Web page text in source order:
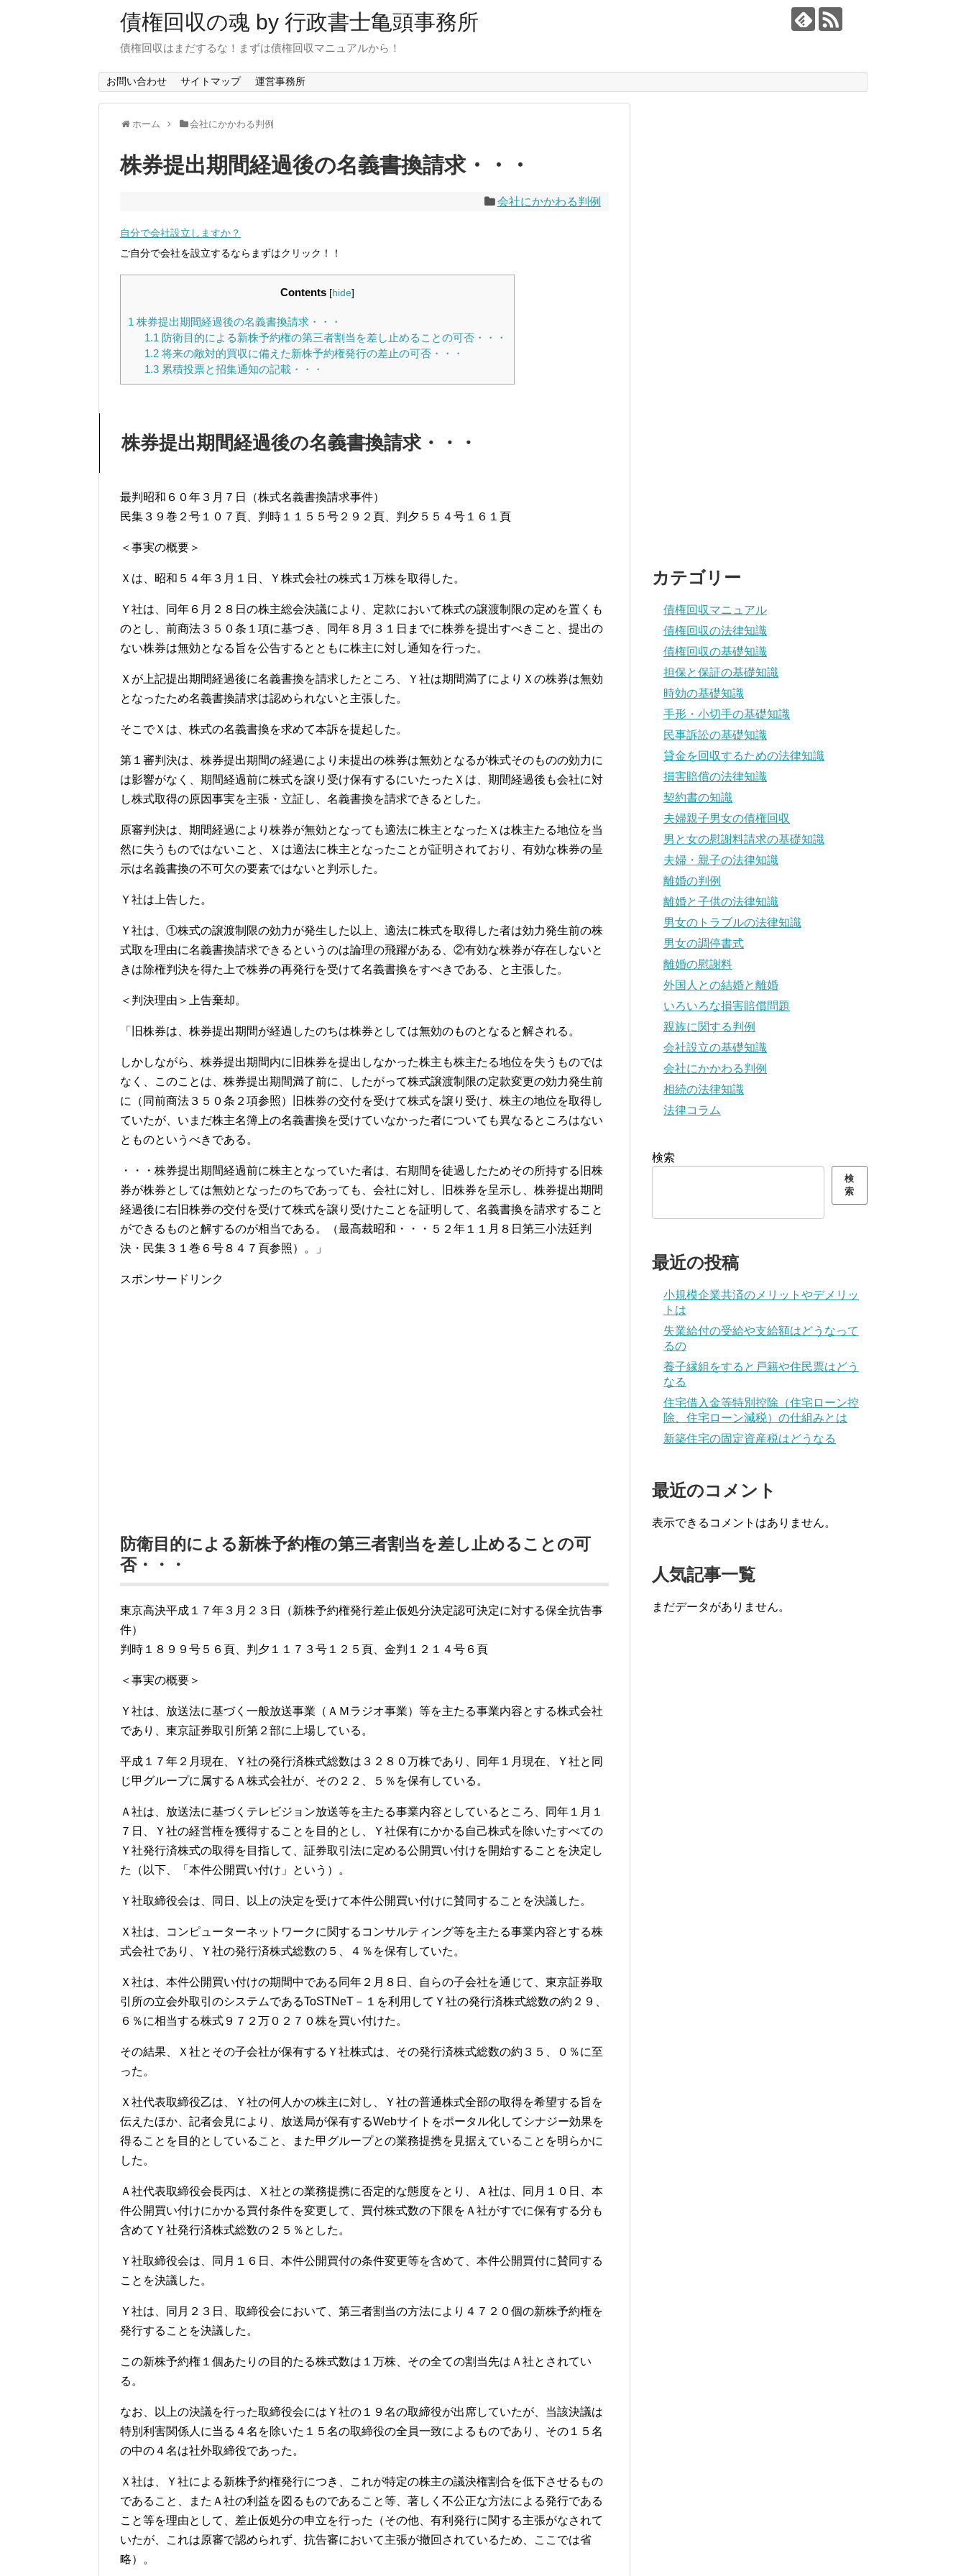
債権回収の魂 by 行政書士亀頭事務所
債権回収はまだするな！まずは債権回収マニュアルから！
お問い合わせ サイトマップ 運営事務所
ホーム 会社にかかわる判例
株券提出期間経過後の名義書換請求・・・
会社にかかわる判例
自分で会社設立しますか？
ご自分で会社を設立するならまずはクリック！！
Contents [hide]
1 株券提出期間経過後の名義書換請求・・・
1.1 防衛目的による新株予約権の第三者割当を差し止めることの可否・・・
1.2将来の敵対的買収に備えた新株予約権発行の差止の可否・・・
1.3累積投票と招集通知の記載・・・
株券提出期間経過後の名義書換請求・・・
最判昭和６０年３月７日（株式名義書換請求事件）
民集３９巻２号１０７頁、判時１１５５号２９２頁、判夕５５４号１６１頁
＜事実の概要＞
Ｘは、昭和５４年３月１日、Ｙ株式会社の株式１万株を取得した。
Ｙ社は、同年６月２８日の株主総会決議により、定款において株式の譲渡制限の定めを置くも
のとし、前商法３５０条１項に基づき、同年８月３１日までに株券を提出すべきこと、提出の
ない株券は無効となる旨を公告するとともに株主に対し通知を行った。
Ｘが上記提出期間経過後に名義書換を請求したところ、Ｙ社は期間満了によりＸの株券は無効
となったため名義書換請求は認められないと主張した。
そこでＸは、株式の名義書換を求めて本訴を提起した。
第１審判決は、株券提出期間の経過により未提出の株券は無効となるが株式そのものの効力に
は影響がなく、期間経過前に株式を譲り受け保有するにいたったＸは、期間経過後も会社に対
し株式取得の原因事実を主張・立証し、名義書換を請求できるとした。
原審判決は、期間経過により株券が無効となっても適法に株主となったＸは株主たる地位を当
然に失うものではないこと、Ｘは適法に株主となったことが証明されており、有効な株券の呈
示は名義書換の不可欠の要素ではないと判示した。
Ｙ社は上告した。
Ｙ社は、①株式の譲渡制限の効力が発生した以上、適法に株式を取得した者は効力発生前の株
式取を理由に名義書換請求できるというのは論理の飛躍がある、②有効な株券が存在しないと
きは除権判決を得た上で株券の再発行を受けて名義書換をすべきである、と主張した。
＜判決理由＞上告棄却。
「旧株券は、株券提出期間が経過したのちは株券としては無効のものとなると解される。
しかしながら、株券提出期間内に旧株券を提出しなかった株主も株主たる地位を失うものでは
なく、このことは、株券提出期間満了前に、したがって株式譲渡制限の定款変更の効力発生前
に（同前商法３５０条２項参照）旧株券の交付を受けて株式を譲り受け、株主の地位を取得し
ていたが、いまだ株主名簿上の名義書換を受けていなかった者についても異なるところはない
とものというべきである。
・・・株券提出期間経過前に株主となっていた者は、右期間を徒過したためその所持する旧株
券が株券としては無効となったのちであっても、会社に対し、旧株券を呈示し、株券提出期間
経過後に右旧株券の交付を受けて株式を譲り受けたことを証明して、名義書換を請求すること
ができるものと解するのが相当である。（最高裁昭和・・・５２年１１月８日第三小法廷判
決・民集３１巻６号８４７頁参照）。」
スポンサードリンク
防衛目的による新株予約権の第三者割当を差し止めることの可
否・・・
東京高決平成１７年３月２３日（新株予約権発行差止仮処分決定認可決定に対する保全抗告事
件）
判時１８９９号５６頁、判夕１１７３号１２５頁、金判１２１４号６頁
＜事実の概要＞
Ｙ社は、放送法に基づく一般放送事業（ＡＭラジオ事業）等を主たる事業内容とする株式会社
であり、東京証券取引所第２部に上場している。
平成１７年２月現在、Ｙ社の発行済株式総数は３２８０万株であり、同年１月現在、Ｙ社と同
じ甲グループに属するＡ株式会社が、その２２、５％を保有している。
Ａ社は、放送法に基づくテレビジョン放送等を主たる事業内容としているところ、同年１月１
７日、Ｙ社の経営権を獲得することを目的とし、Ｙ社保有にかかる自己株式を除いたすべての
Ｙ社発行済株式の取得を目指して、証券取引法に定める公開買い付けを開始することを決定し
た（以下、「本件公開買い付け」という）。
Ｙ社取締役会は、同日、以上の決定を受けて本件公開買い付けに賛同することを決議した。
Ｘ社は、コンピューターネットワークに関するコンサルティング等を主たる事業内容とする株
式会社であり、Ｙ社の発行済株式総数の５、４％を保有していた。
Ｘ社は、本件公開買い付けの期間中である同年２月８日、自らの子会社を通じて、東京証券取
引所の立会外取引のシステムであるToSTNeT－１を利用してＹ社の発行済株式総数の約２９、
６％に相当する株式９７２万０２７０株を買い付けた。
その結果、Ｘ社とその子会社が保有するＹ社株式は、その発行済株式総数の約３５、０％に至
った。
Ｘ社代表取締役乙は、Ｙ社の何人かの株主に対し、Ｙ社の普通株式全部の取得を希望する旨を
伝えたほか、記者会見により、放送局が保有するWebサイトをポータル化してシナジー効果を
得ることを目的としていること、また甲グループとの業務提携を見据えていることを明らかに
した。
Ａ社代表取締役会長丙は、Ｘ社との業務提携に否定的な態度をとり、Ａ社は、同月１０日、本
件公開買い付けにかかる買付条件を変更して、買付株式数の下限をＡ社がすでに保有する分も
含めてＹ社発行済株式総数の２５％とした。
Ｙ社取締役会は、同月１６日、本件公開買付の条件変更等を含めて、本件公開買付に賛同する
ことを決議した。
Ｙ社は、同月２３日、取締役会において、第三者割当の方法により４７２０個の新株予約権を
発行することを決議した。
この新株予約権１個あたりの目的たる株式数は１万株、その全ての割当先はＡ社とされてい
る。
なお、以上の決議を行った取締役会にはＹ社の１９名の取締役が出席していたが、当該決議は
特別利害関係人に当る４名を除いた１５名の取締役の全員一致によるものであり、その１５名
の中の４名は社外取締役であった。
Ｘ社は、Ｙ社による新株予約権発行につき、これが特定の株主の議決権割合を低下させるもの
であること、またＡ社の利益を図るものであること等、著しく不公正な方法による発行である
こと等を理由として、差止仮処分の申立を行った（その他、有利発行に関する主張がなされて
いたが、これは原審で認められず、抗告審において主張が撤回されているため、ここでは省
略）。
カテゴリー
債権回収マニュアル
債権回収の法律知識
債権回収の基礎知識
担保と保証の基礎知識
時効の基礎知識
手形・小切手の基礎知識
民事訴訟の基礎知識
貸金を回収するための法律知識
損害賠償の法律知識
契約書の知識
夫婦親子男女の債権回収
男と女の慰謝料請求の基礎知識
夫婦・親子の法律知識
離婚の判例
離婚と子供の法律知識
男女のトラブルの法律知識
男女の調停書式
離婚の慰謝料
外国人との結婚と離婚
いろいろな損害賠償問題
親族に関する判例
会社設立の基礎知識
会社にかかわる判例
相続の法律知識
法律コラム
検索
検
索
最近の投稿
小規模企業共済のメリットやデメリッ
トは
失業給付の受給や支給額はどうなって
るの
養子縁組をすると戸籍や住民票はどう
なる
住宅借入金等特別控除（住宅ローン控
除、住宅ローン減税）の仕組みとは
新築住宅の固定資産税はどうなる
最近のコメント
表示できるコメントはありません。
人気記事一覧
まだデータがありません。